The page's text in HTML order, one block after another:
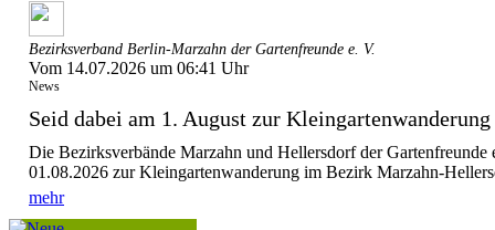
Bezirksverband Berlin-Marzahn der Gartenfreunde e. V.
Vom 14.07.2026 um 06:41 Uhr
News
Seid dabei am 1. August zur
Die Bezirksverbände Marzahn und Hellersdorf der Gartenfreunde
01.08.2026 zur Kleingartenwanderung im Bezirk Marzahn-
mehr